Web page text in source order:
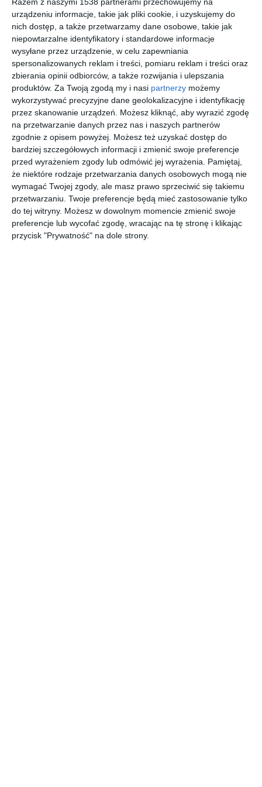
Razem z naszymi 1538 partnerami przechowujemy na
urządzeniu informacje, takie jak pliki cookie, i uzyskujemy do
nich dostęp, a także przetwarzamy dane osobowe, takie jak
niepowtarzalne identyfikatory i standardowe informacje
wysyłane przez urządzenie, w celu zapewniania
spersonalizowanych reklam i treści, pomiaru reklam i treści oraz
zbierania opinii odbiorców, a także rozwijania i ulepszania
produktów. Za Twoją zgodą my i nasi partnerzy możemy
wykorzystywać precyzyjne dane geolokalizacyjne i identyfikację
przez skanowanie urządzeń. Możesz kliknąć, aby wyrazić zgodę
na przetwarzanie danych przez nas i naszych partnerów
zgodnie z opisem powyżej. Możesz też uzyskać dostęp do
bardziej szczegółowych informacji i zmienić swoje preferencje
przed wyrażeniem zgody lub odmówić jej wyrażenia. Pamiętaj,
że niektóre rodzaje przetwarzania danych osobowych mogą nie
wymagać Twojej zgody, ale masz prawo sprzeciwić się takiemu
przetwarzaniu. Twoje preferencje będą mieć zastosowanie tylko
do tej witryny. Możesz w dowolnym momencie zmienić swoje
preferencje lub wycofać zgodę, wracając na tę stronę i klikając
przycisk "Prywatność" na dole strony.
Miętowy pokójdla
dziecka
Dodaj do ulubionych
pokój dziecka
pokój dziecka
Dodaj do ulubionych
Wizualizacja: pokój
dziecka